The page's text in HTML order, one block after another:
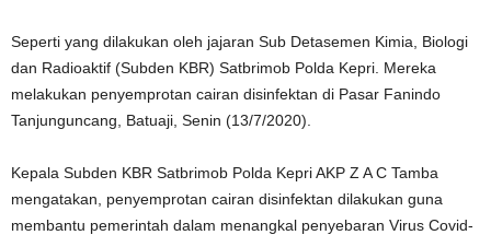
Seperti yang dilakukan oleh jajaran Sub Detasemen Kimia, Biologi
dan Radioaktif (Subden KBR) Satbrimob Polda Kepri. Mereka
melakukan penyemprotan cairan disinfektan di Pasar Fanindo
Tanjunguncang, Batuaji, Senin (13/7/2020).
Kepala Subden KBR Satbrimob Polda Kepri AKP Z A C Tamba
mengatakan, penyemprotan cairan disinfektan dilakukan guna
membantu pemerintah dalam menangkal penyebaran Virus Covid-